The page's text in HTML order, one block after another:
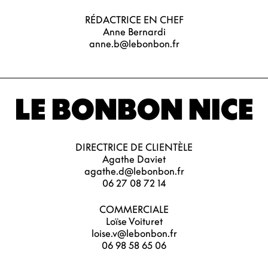
RÉDACTRICE EN CHEF
Anne Bernardi
anne.b@lebonbon.fr
LE BONBON NICE
DIRECTRICE DE CLIENTÈLE
Agathe Daviet
agathe.d@lebonbon.fr
06 27 08 72 14
COMMERCIALE
Loïse Voituret
loise.v@lebonbon.fr
06 98 58 65 06